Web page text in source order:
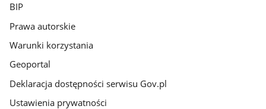
BIP
Prawa autorskie
Warunki korzystania
Geoportal
Deklaracja dostępności serwisu Gov.pl
Ustawienia prywatności